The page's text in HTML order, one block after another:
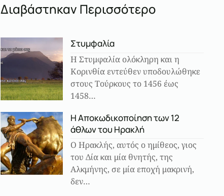
Διαβάστηκαν Περισσότερο
Στυμφαλία
Η Στυμφαλία ολόκληρη και η
Κορινθία εντεύθεν υποδουλώθηκε
στους Τούρκους το 1456 έως
1458…
Η Αποκωδικοποίηση των 12
άθλων του Ηρακλή
Ο Ηρακλής, αυτός ο ημίθεος, γιος
του Δία και μία θνητής, της
Αλκμήνης, σε μία εποχή μακρινή,
δεν…